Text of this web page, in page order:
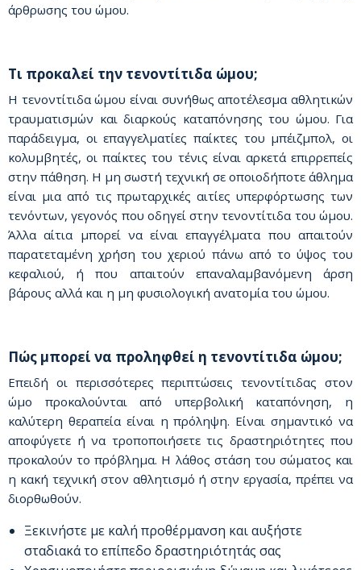
άρθρωσης του ώμου.
Τι προκαλεί την τενοντίτιδα ώμου;
Η τενοντίτιδα ώμου είναι συνήθως αποτέλεσμα αθλητικών
τραυματισμών και διαρκούς καταπόνησης του ώμου. Για
παράδειγμα, οι επαγγελματίες παίκτες του μπέιζμπολ, οι
κολυμβητές, οι παίκτες του τένις είναι αρκετά επιρρεπείς
στην πάθηση. Η μη σωστή τεχνική σε οποιοδήποτε άθλημα
είναι μια από τις πρωταρχικές αιτίες υπερφόρτωσης των
τενόντων, γεγονός που οδηγεί στην τενοντίτιδα του ώμου.
Άλλα αίτια μπορεί να είναι επαγγέλματα που απαιτούν
παρατεταμένη χρήση του χεριού πάνω από το ύψος του
κεφαλιού, ή που απαιτούν επαναλαμβανόμενη άρση
βάρους αλλά και η μη φυσιολογική ανατομία του ώμου.
Πώς μπορεί να προληφθεί η τενοντίτιδα ώμου;
Επειδή οι περισσότερες περιπτώσεις τενοντίτιδας στον
ώμο προκαλούνται από υπερβολική καταπόνηση, η
καλύτερη θεραπεία είναι η πρόληψη. Είναι σημαντικό να
αποφύγετε ή να τροποποιήσετε τις δραστηριότητες που
προκαλούν το πρόβλημα. Η λάθος στάση του σώματος και
η κακή τεχνική στον αθλητισμό ή στην εργασία, πρέπει να
διορθωθούν.
Ξεκινήστε με καλή προθέρμανση και αυξήστε
σταδιακά το επίπεδο δραστηριότητάς σας